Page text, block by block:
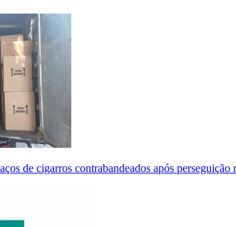
de cigarros contrabandeados após